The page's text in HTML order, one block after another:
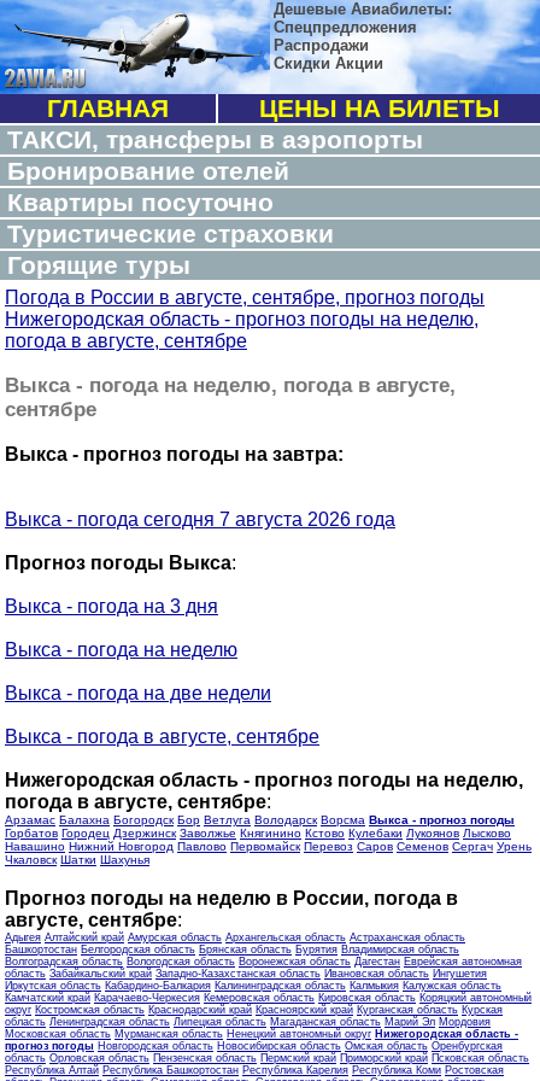
Дешевые Авиабилеты:
Спецпредложения
Распродажи
Скидки Акции
ГЛАВНАЯ
ЦЕНЫ НА БИЛЕТЫ
ТАКСИ, трансферы в аэропорты
Бронирование отелей
Квартиры посуточно
Туристические страховки
Горящие туры
Погода в России в августе, сентябре, прогноз погоды
Нижегородская область - прогноз погоды на неделю,
погода в августе, сентябре
Выкса - погода на неделю, погода в августе,
сентябре
Выкса - прогноз погоды на завтра:
Выкса - погода сегодня 7 августа 2026 года
Прогноз погоды Выкса:
Выкса - погода на 3 дня
Выкса - погода на неделю
Выкса - погода на две недели
Выкса - погода в августе, сентябре
Нижегородская область - прогноз погоды на неделю,
погода в августе, сентябре:
Арзамас Балахна Богородск Бор Ветлуга Володарск Ворсма Выкса - прогноз погоды
Горбатов Городец Дзержинск Заволжье Княгинино Кстово Кулебаки Лукоянов Лысково
Навашино Нижний Новгород Павлово Первомайск Перевоз Саров Семенов Сергач Урень
Чкаловск Шатки Шахунья
Прогноз погоды на неделю в России, погода в
августе, сентябре:
Адыгея Алтайский край Амурская область Архангельская область Астраханская область
Башкортостан Белгородская область Брянская область Бурятия Владимирская область
Волгоградская область Вологодская область Воронежская область Дагестан Еврейская автономная
область Забайкальский край Западно-Казахстанская область Ивановская область Ингушетия
Иркутская область Кабардино-Балкария Калининградская область Калмыкия Калужская область
Камчатский край Карачаево-Черкесия Кемеровская область Кировская область Коряцкий автономный
округ Костромская область Краснодарский край Красноярский край Курганская область Курская
область Ленинградская область Липецкая область Магаданская область Марий Эл Мордовия
Московская область Мурманская область Ненецкий автономный округ Нижегородская область -
прогноз погоды Новгородская область Новосибирская область Омская область Оренбургская
область Орловская область Пензенская область Пермский край Приморский край Псковская область
Республика Алтай Республика Башкортостан Республика Карелия Республика Коми Ростовская